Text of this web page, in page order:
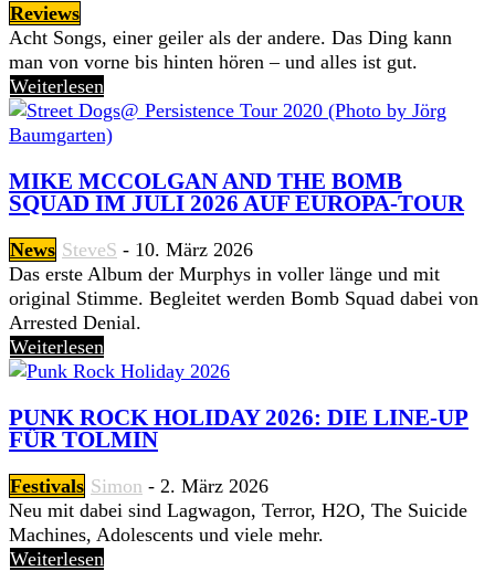
Reviews
Acht Songs, einer geiler als der andere. Das Ding kann
man von vorne bis hinten hören – und alles ist gut.
Weiterlesen
MIKE MCCOLGAN AND THE BOMB
SQUAD IM JULI 2026 AUF EUROPA-TOUR
News SteveS - 10. März 2026
Das erste Album der Murphys in voller länge und mit
original Stimme. Begleitet werden Bomb Squad dabei von
Arrested Denial.
Weiterlesen
PUNK ROCK HOLIDAY 2026: DIE LINE-UP
FÜR TOLMIN
Festivals Simon - 2. März 2026
Neu mit dabei sind Lagwagon, Terror, H2O, The Suicide
Machines, Adolescents und viele mehr.
Weiterlesen